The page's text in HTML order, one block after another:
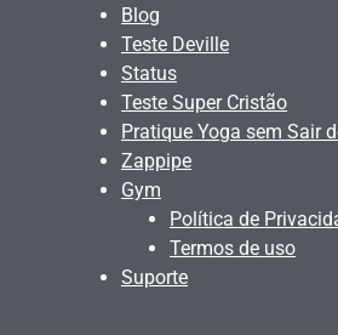
Blog
Teste Deville
Status
Teste Super Cristão
Pratique Yoga sem Sair
Zappipe
Gym
Política de
Termos de uso
Suporte